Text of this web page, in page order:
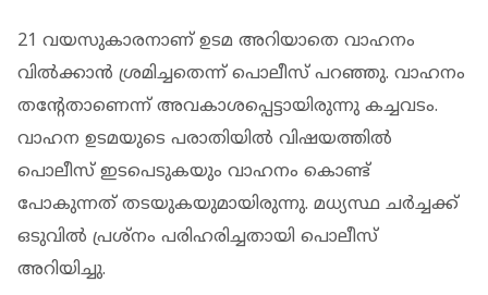
21 വയസുകാരനാണ് ഉടമ അറിയാതെ വാഹനം
വില്‍ക്കാന്‍ ശ്രമിച്ചതെന്ന് പൊലീസ് പറഞ്ഞു. വാഹനം
തന്റേതാണെന്ന് അവകാശപ്പെട്ടായിരുന്നു കച്ചവടം.
വാഹന ഉടമയുടെ പരാതിയില്‍ വിഷയത്തില്‍
പൊലീസ് ഇടപെടുകയും വാഹനം കൊണ്ട്
പോകുന്നത് തടയുകയുമായിരുന്നു. മധ്യസ്ഥ ചര്‍ച്ചക്ക്
ഒടുവില്‍ പ്രശ്‌നം പരിഹരിച്ചതായി പൊലീസ്
അറിയിച്ചു.